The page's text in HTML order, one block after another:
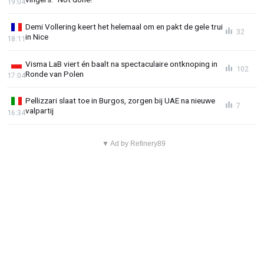
Demi Vollering keert het helemaal om en pakt de gele trui
in Nice
18:11
32
Visma LaB viert én baalt na spectaculaire ontknoping in
Ronde van Polen
17:04
102
Pellizzari slaat toe in Burgos, zorgen bij UAE na nieuwe
valpartij
16:34
7
▼ Ad by Refinery89